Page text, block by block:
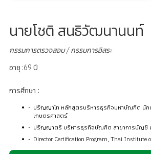
นายโชติ สนธิวัฒนานนท์
กรรมการตรวจสอบ / กรรมการอิสระ
อายุ :69 ปี
การศึกษา :
ปริญญาโท หลักสูตรบริหารธุรกิจมหาบัณฑิต นัก
เกษตรศาสตร์
ปริญญาตรี บริหารธุรกิจบัณฑิต สาขาการบัญชี
Director Certification Program, Thai Institute